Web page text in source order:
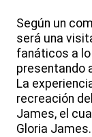
Según un
será una
fanáticos a
presentando
La
recreación
James, el
Gloria James.